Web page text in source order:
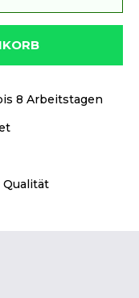
8 Arbeitstagen
Qualität